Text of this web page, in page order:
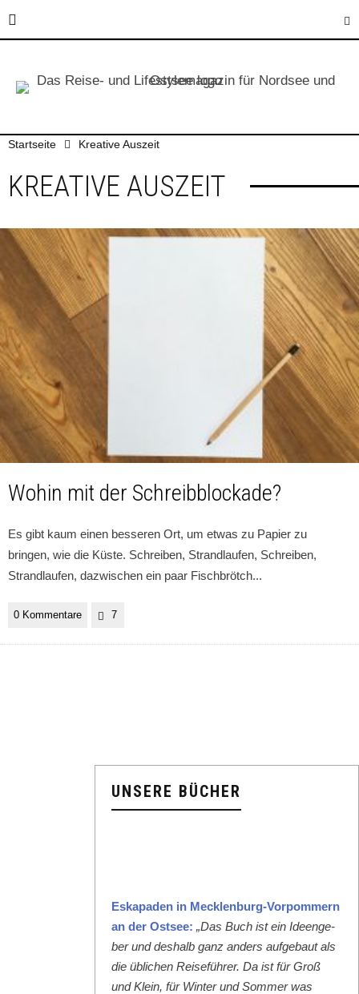
Startseite Kreative Auszeit
KREATIVE AUSZEIT
Wohin mit der Schreibblockade?
Es gibt kaum einen besseren Ort, um etwas zu Papier zu
bringen, wie die Küste. Schreiben, Strandlaufen, Schreiben,
Strandlaufen, dazwischen ein paar Fischbrötch...
0 Kommentare 7
UNSERE BÜCHER
Eska­paden in Meck­len­burg-Vor­pom­mern
an der Ost­see: „Das Buch ist ein Ideenge­
ber und deshalb ganz anders aufge­baut als
die üblichen Reise­führer. Da ist für Groß
und Klein, für Win­ter und Som­mer was